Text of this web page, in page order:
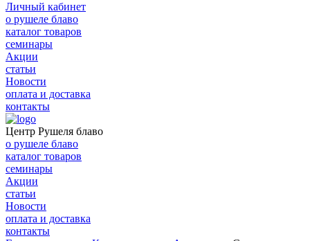
Личный кабинет
о рушеле блаво
каталог товаров
семинары
Акции
статьи
Новости
оплата и доставка
контакты
Центр Рушеля блаво
о рушеле блаво
каталог товаров
семинары
Акции
статьи
Новости
оплата и доставка
контакты